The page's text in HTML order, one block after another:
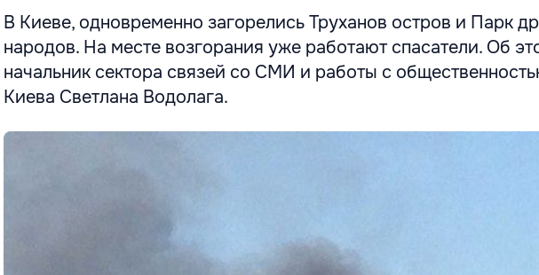
В Киеве, одновременно загорелись Труханов остров и Парк
народов. На месте возгорания уже работают спасатели. Об
начальник сектора связей со СМИ и работы с
Киева Светлана Водолага.